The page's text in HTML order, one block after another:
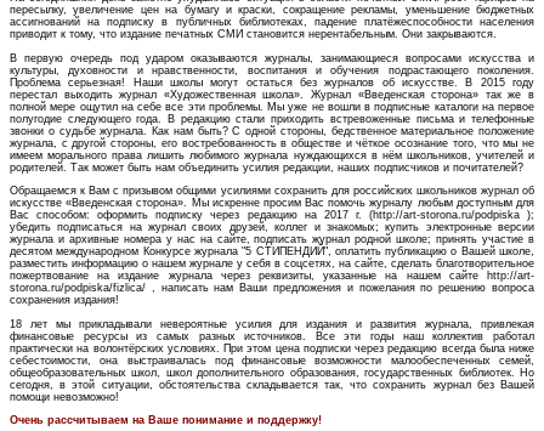
пересылку, увеличение цен на бумагу и краски, сокращение рекламы, уменьшение бюджетных
ассигнований на подписку в публичных библиотеках, падение платёжеспособности населения
приводит к тому, что издание печатных СМИ становится нерентабельным. Они закрываются.
В первую очередь под ударом оказываются журналы, занимающиеся вопросами искусства и
культуры, духовности и нравственности, воспитания и обучения подрастающего поколения.
Проблема серьезная! Наши школы могут остаться без журналов об искусстве. В 2015 году
перестал выходить журнал «Художественная школа». Журнал «Введенская сторона» так же в
полной мере ощутил на себе все эти проблемы. Мы уже не вошли в подписные каталоги на первое
полугодие следующего года. В редакцию стали приходить встревоженные письма и телефонные
звонки о судьбе журнала. Как нам быть? С одной стороны, бедственное материальное положение
журнала, с другой стороны, его востребованность в обществе и чёткое осознание того, что мы не
имеем морального права лишить любимого журнала нуждающихся в нём школьников, учителей и
родителей. Так может быть нам объединить усилия редакции, наших подписчиков и почитателей?
Обращаемся к Вам с призывом общими усилиями сохранить для российских школьников журнал об
искусстве «Введенская сторона». Мы искренне просим Вас помочь журналу любым доступным для
Вас способом: оформить подписку через редакцию на 2017 г. (http://art-storona.ru/podpiska );
убедить подписаться на журнал своих друзей, коллег и знакомых; купить электронные версии
журнала и архивные номера у нас на сайте, подписать журнал родной школе; принять участие в
десятом международном Конкурсе журнала "5 СТИПЕНДИЙ", оплатить публикацию о Вашей школе,
разместить информацию о нашем журнале у себя в соцсетях, на сайте, сделать благотворительное
пожертвование на издание журнала через реквизиты, указанные на нашем сайте http://art-
storona.ru/podpiska/fizlica/ , написать нам Ваши предложения и пожелания по решению вопроса
сохранения издания!
18 лет мы прикладывали невероятные усилия для издания и развития журнала, привлекая
финансовые ресурсы из самых разных источников. Все эти годы наш коллектив работал
практически на волонтёрских условиях. При этом цена подписки через редакцию всегда была ниже
себестоимости, она выстраивалась под финансовые возможности малообеспеченных семей,
общеобразовательных школ, школ дополнительного образования, государственных библиотек. Но
сегодня, в этой ситуации, обстоятельства складывается так, что сохранить журнал без Вашей
помощи невозможно!
Очень рассчитываем на Ваше понимание и поддержку!